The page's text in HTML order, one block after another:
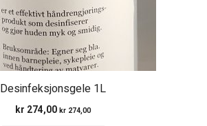
Desinfeksjonsgele 1L
kr 274,00 kr 274,00